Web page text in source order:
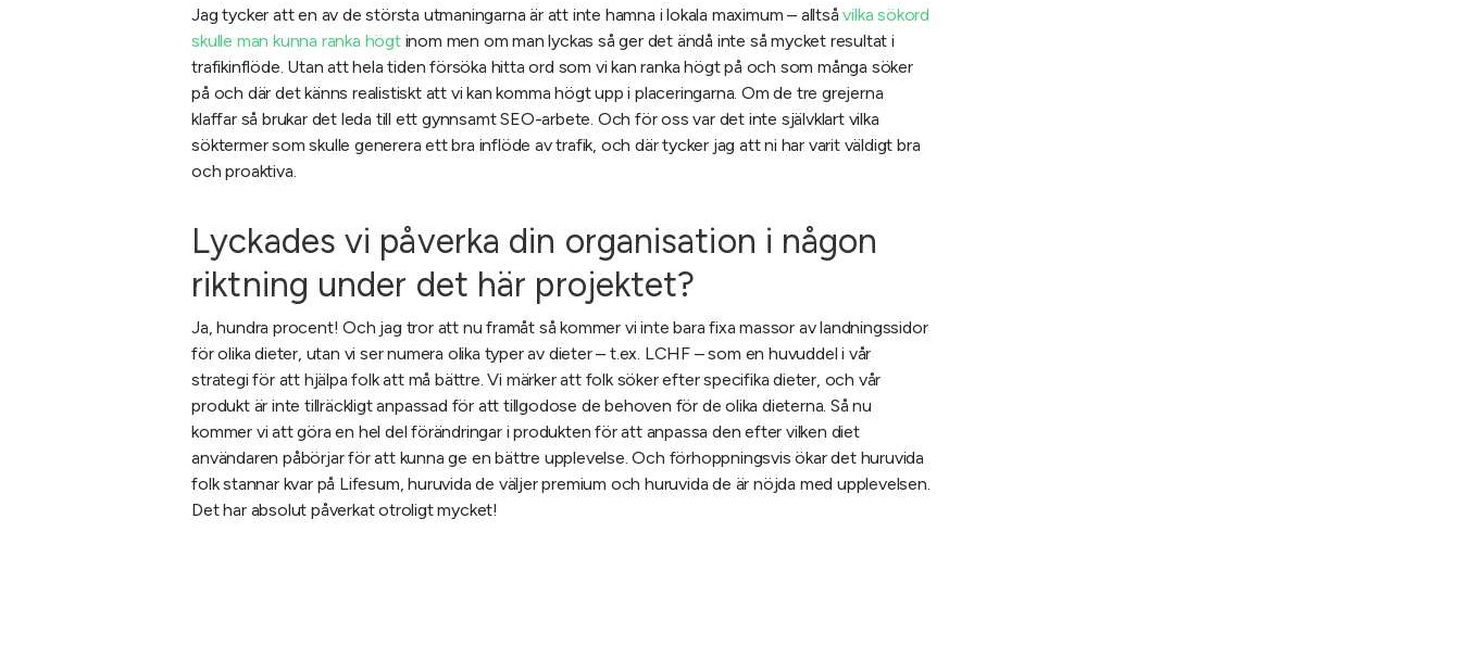
Jag tycker att en av de största utmaningarna är att inte hamna i lokala maximum – alltså vilka sökord
skulle man kunna ranka högtinom men om man lyckas så ger det ändå inte så mycket resultat i
trafikinflöde. Utan att hela tiden försöka hitta ord som vi kan ranka högt på och som många söker
på och där det känns realistiskt att vi kan komma högt upp i placeringarna. Om de tre grejerna
klaffar så brukar det leda till ett gynnsamt SEO-arbete. Och för oss var det inte självklart vilka
söktermer som skulle generera ett bra inflöde av trafik, och där tycker jag att ni har varit väldigt bra
och proaktiva.
Lyckades vi påverka din organisation i någon
riktning under det här projektet?
Ja, hundra procent! Och jag tror att nu framåt så kommer vi inte bara fixa massor av landningssidor
för olika dieter, utan vi ser numera olika typer av dieter – t.ex. LCHF – som en huvuddel i vår
strategi för att hjälpa folk att må bättre. Vi märker att folk söker efter specifika dieter, och vår
produkt är inte tillräckligt anpassad för att tillgodose de behoven för de olika dieterna. Så nu
kommer vi att göra en hel del förändringar i produkten för att anpassa den efter vilken diet
användaren påbörjar för att kunna ge en bättre upplevelse. Och förhoppningsvis ökar det huruvida
folk stannar kvar på Lifesum, huruvida de väljer premium och huruvida de är nöjda med upplevelsen.
Det har absolut påverkat otroligt mycket!